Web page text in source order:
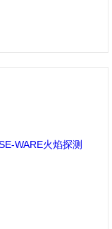
3或三重红外线）
，在连续模式可